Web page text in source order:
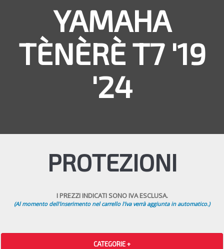
YAMAHA
TÈNÈRÈ T7 '19
'24
PROTEZIONI
I PREZZI INDICATI SONO IVA ESCLUSA.
(Al momento dell'inserimento nel carrello l'iva verrà aggiunta in automatico.)
CATEGORIE +